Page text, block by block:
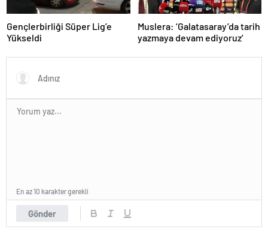
Gençlerbirliği Süper Lig’e
Yükseldi
Muslera: ‘Galatasaray’da tarih
yazmaya devam ediyoruz’
Gönder
En az 10 karakter gerekli